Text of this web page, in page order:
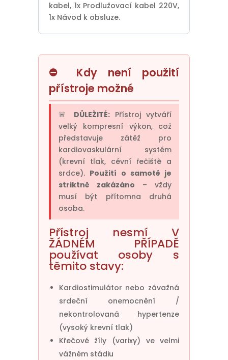
kabel, 1x Prodlužovací kabel 220V,
1x Návod k obsluze.
⛔ Kdy není použití
přístroje možné
🚨 DŮLEŽITÉ: Přístroj vytváří
velký kompresní výkon, což
představuje zátěž pro
kardiovaskulární systém
(krevní tlak, cévní řečiště a
srdce). Použití o samotě je
striktně zakázáno – vždy
musí být přítomna druhá
osoba.
Přístroj nesmí V
ŽÁDNÉM PŘÍPADĚ
používat osoby s
těmito stavy:
Kardiostimulátor nebo závažná
srdeční onemocnění /
nekontrolovaná hypertenze
(vysoký krevní tlak)
Křečové žíly (varixy) ve velmi
vážném stádiu